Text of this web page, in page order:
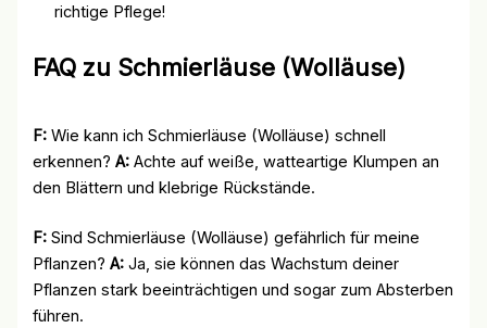
richtige Pflege!
FAQ zu Schmierläuse (Wolläuse)
F: Wie kann ich Schmierläuse (Wolläuse) schnell
erkennen?A: Achte auf weiße, watteartige Klumpen an
den Blättern und klebrige Rückstände.
F: Sind Schmierläuse (Wolläuse) gefährlich für meine
Pflanzen?A: Ja, sie können das Wachstum deiner
Pflanzen stark beeinträchtigen und sogar zum Absterben
führen.